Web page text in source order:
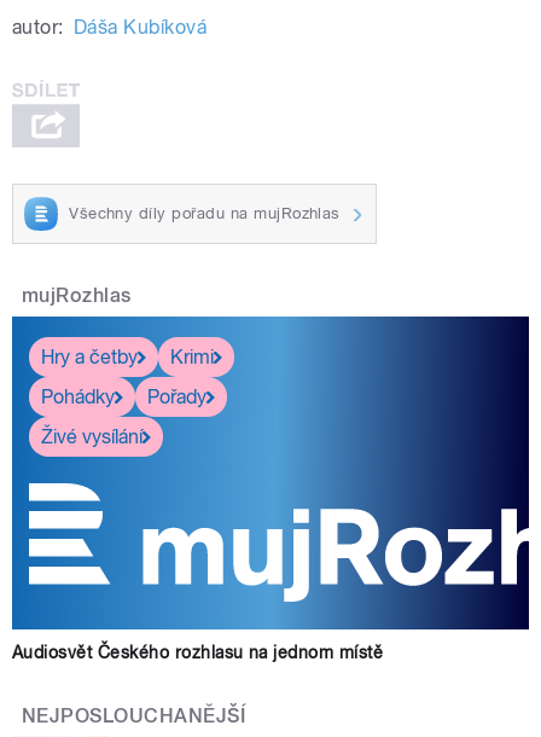
autor: Dáša Kubíková
Všechny díly pořadu na mujRozhlas
mujRozhlas
Hry a četby
Krimi
Pohádky
Pořady
Živé vysílání
Audiosvět Českého rozhlasu na jednom místě
NEJPOSLOUCHANĚJŠÍ